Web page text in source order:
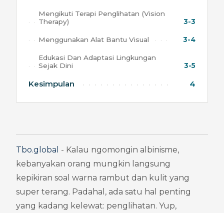
Mengikuti Terapi Penglihatan (Vision
Therapy)
3-3
Menggunakan Alat Bantu Visual 3-4
Edukasi Dan Adaptasi Lingkungan
Sejak Dini
3-5
Kesimpulan 4
Tbo.global - Kalau ngomongin albinisme,
kebanyakan orang mungkin langsung
kepikiran soal warna rambut dan kulit yang
super terang. Padahal, ada satu hal penting
yang kadang kelewat: penglihatan. Yup,